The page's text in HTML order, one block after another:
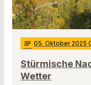
notes 05. Oktober 2025
Stürmische
Wetter